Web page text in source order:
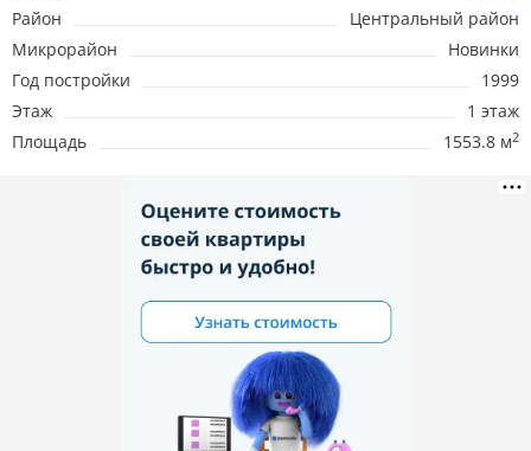
Район
Центральный район
Микрорайон
Новинки
Год постройки
1999
Этаж
1 этаж
Площадь
1553.8 м2